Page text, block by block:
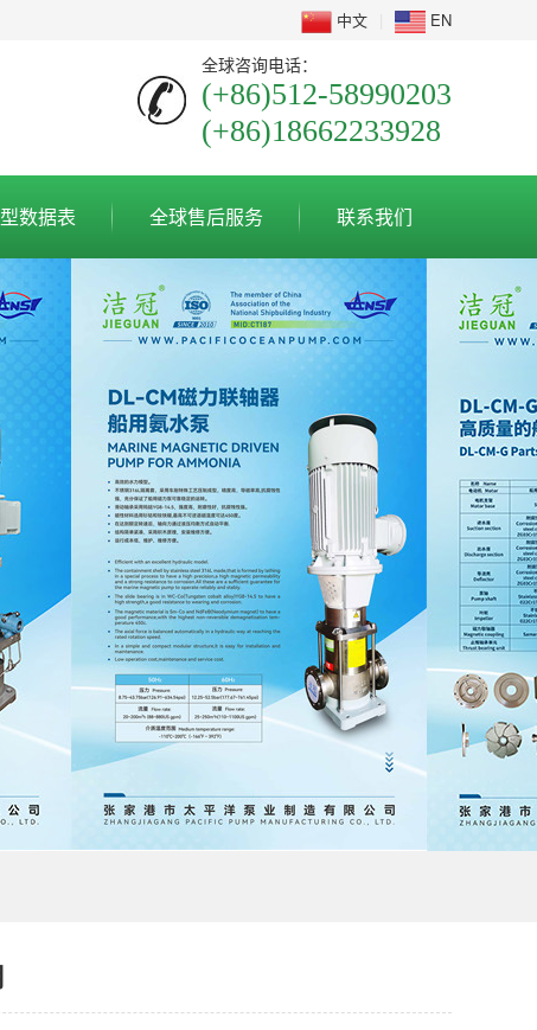
中文 EN
全球咨询电话：
(+86)512-58990203
(+86)18662233928
数据表 全球售后服务 联系我们